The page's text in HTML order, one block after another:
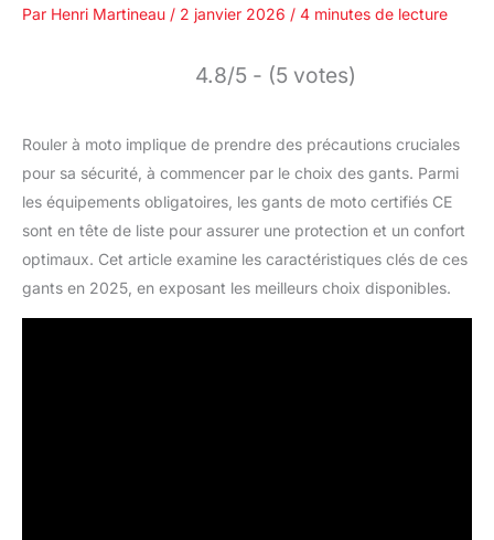
Par Henri Martineau / 2 janvier 2026 / 4 minutes de lecture
4.8/5 - (5 votes)
Rouler à moto implique de prendre des précautions cruciales
pour sa sécurité, à commencer par le choix des gants. Parmi
les équipements obligatoires, les gants de moto certifiés CE
sont en tête de liste pour assurer une protection et un confort
optimaux. Cet article examine les caractéristiques clés de ces
gants en 2025, en exposant les meilleurs choix disponibles.